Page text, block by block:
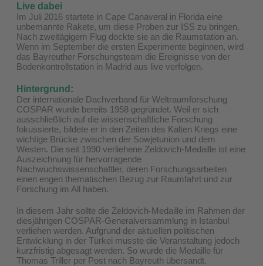
Live dabei
Im Juli 2016 startete in Cape Canaveral in Florida eine
unbemannte Rakete, um diese Proben zur ISS zu bringen.
Nach zweitägigem Flug dockte sie an die Raumstation an.
Wenn im September die ersten Experimente beginnen, wird
das Bayreuther Forschungsteam die Ereignisse von der
Bodenkontrollstation in Madrid aus live verfolgen.
Hintergrund:
Der internationale Dachverband für Weltraumforschung
COSPAR wurde bereits 1958 gegründet. Weil er sich
ausschließlich auf die wissenschaftliche Forschung
fokussierte, bildete er in den Zeiten des Kalten Kriegs eine
wichtige Brücke zwischen der Sowjetunion und dem
Westen. Die seit 1990 verliehene Zeldovich-Medaille ist eine
Auszeichnung für hervorragende
Nachwuchswissenschaftler, deren Forschungsarbeiten
einen engen thematischen Bezug zur Raumfahrt und zur
Forschung im All haben.
In diesem Jahr sollte die Zeldovich-Medaille im Rahmen der
diesjährigen COSPAR-Generalversammlung in Istanbul
verliehen werden. Aufgrund der aktuellen politischen
Entwicklung in der Türkei musste die Veranstaltung jedoch
kurzfristig abgesagt werden. So wurde die Medaille für
Thomas Triller per Post nach Bayreuth übersandt.